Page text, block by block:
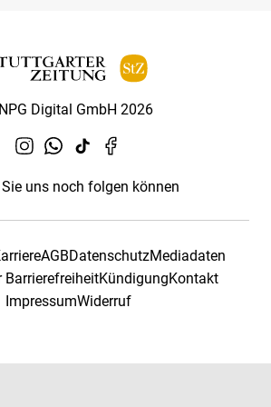
Digital GmbH 2026
uns noch folgen können
AGBDatenschutzMediadaten
BarrierefreiheitKündigungKontakt
ImpressumWiderruf